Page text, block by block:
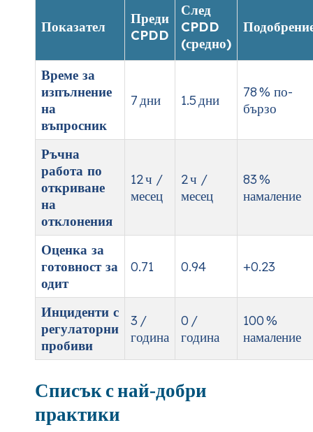
Показател
Преди
CPDD
След
CPDD
(средно)
Време за
изпълнение
на
въпросник
7 дни 1.5 дни
78 % по-
бързо
Ръчна
работа по
откриване
на
отклонения
12 ч /
месец
2 ч /
месец
83 %
намаление
Оценка за
готовност за
одит
0.71 0.94 +0.23
Инциденти с
регулаторни
пробиви
3 /
година
0 /
година
100 %
намаление
Списък с най‑добри
практики